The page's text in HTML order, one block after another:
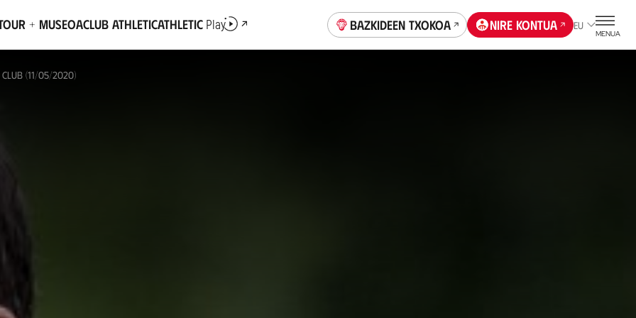
+ MuseoaClub AthleticAthletic Play Bazkideen Txokoa Nire kontua EU
MENUA
CLUB (11/05/2020)